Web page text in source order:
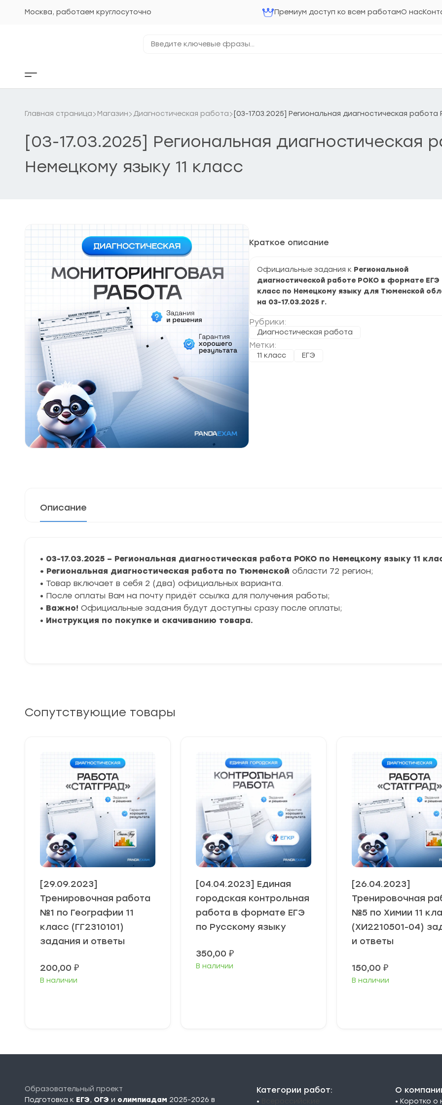
Москва, работаем круглосуточно Премиум доступ ко всем работамО нас
ключевые
Кнопка
бокового
Главная страница Магазин Диагностическая работа [03-17.03.2025] Региональная диагностическая
[03-17.03.2025] Региональная диагностическая
Немецкому языку 11 класс
Краткое описание
Официальные задания к Региональной
диагностической работе РОКО в формате ЕГЭ
класс по Немецкому языку для Тюменской
на 03-17.03.2025 г.
Рубрики:
Диагностическая работа
Метки:
11 класс ЕГЭ
Описание
• 03-17.03.2025 – Региональная диагностическая работа РОКО по Немецкому языку 11
• Региональная диагностическая работа по Тюменской области 72 регион;
• Товар включает в себя 2 (два) официальных варианта.
• После оплаты Вам на почту придёт ссылка для получения работы;
• Важно! Официальные задания будут доступны сразу после оплаты;
• Инструкция по покупке и скачиванию товара.
Сопутствующие товары
[29.09.2023]
Тренировочная работа
№1 по Географии 11
класс (ГГ2310101)
задания и ответы
200,00 ₽
В наличии
[04.04.2023] Единая
городская контрольная
работа в формате ЕГЭ
по Русскому языку
350,00 ₽
В наличии
[26.04.2023]
Тренировочная
№5 по Химии 11
(ХИ2210501-04)
и ответы
150,00 ₽
В наличии
Образовательный проект
Подготовка к ЕГЭ, ОГЭ и олимпиадам 2025-2026 в
Категории работ:
•
О
• Коротко о